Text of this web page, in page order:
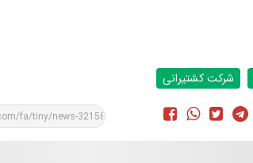
شرکت کشتیرانی